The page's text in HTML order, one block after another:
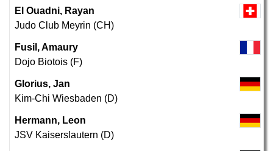
El Ouadni, Rayan
Judo Club Meyrin (CH)
Fusil, Amaury
Dojo Biotois (F)
Glorius, Jan
Kim-Chi Wiesbaden (D)
Hermann, Leon
JSV Kaiserslautern (D)